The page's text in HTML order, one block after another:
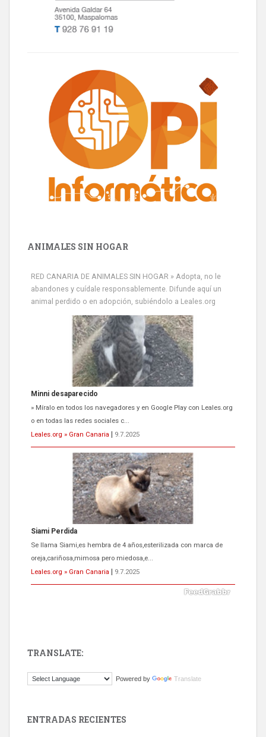
ANIMALES SIN HOGAR
RED CANARIA DE ANIMALES SIN HOGAR » Adopta, no le
abandones y cuídale responsablemente. Difunde aquí un
animal perdido o en adopción, subiéndolo a Leales.org
Minni desaparecido
» Míralo en todos los navegadores y en Google Play con Leales.org
o en todas las redes sociales c...
Leales.org » Gran Canaria
9.7.2025
Siami Perdida
Se llama Siami,es hembra de 4 años,esterilizada con marca de
oreja,cariñosa,mimosa pero miedosa,e...
Leales.org » Gran Canaria
9.7.2025
El ayuntamiento se va a llevar a Los Gatos callejeros de la zona los
TRANSLATE:
Powered by Translate
ENTRADAS RECIENTES